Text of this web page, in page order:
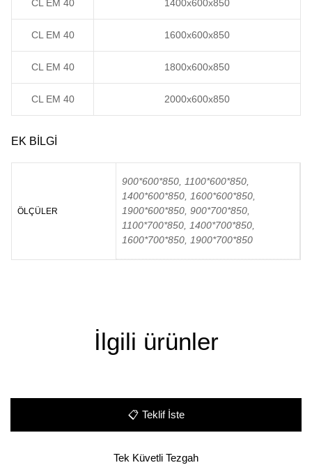
CL EM 40 1400x600x850
CL EM 40 1600x600x850
CL EM 40 1800x600x850
CL EM 40 2000x600x850
EK BILGI
ÖLÇÜLER
900*600*850, 1100*600*850,
1400*600*850, 1600*600*850,
1900*600*850, 900*700*850,
1100*700*850, 1400*700*850,
1600*700*850, 1900*700*850
İlgili ürünler
📋 Teklif İste
Tek Küvetli Tezgah